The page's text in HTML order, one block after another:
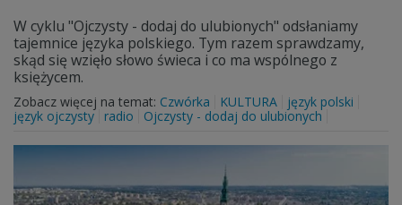
W cyklu "Ojczysty - dodaj do ulubionych" odsłaniamy
tajemnice języka polskiego. Tym razem sprawdzamy,
skąd się wzięło słowo świeca i co ma wspólnego z
księżycem.
Zobacz więcej na temat: Czwórka KULTURA
język polski
język ojczysty
radio Ojczysty - dodaj do ulubionych